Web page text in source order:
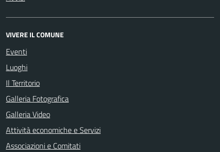
VIVERE IL COMUNE
Eventi
Luoghi
Il Territorio
Galleria Fotografica
Galleria Video
Attività economiche e Servizi
Associazioni e Comitati